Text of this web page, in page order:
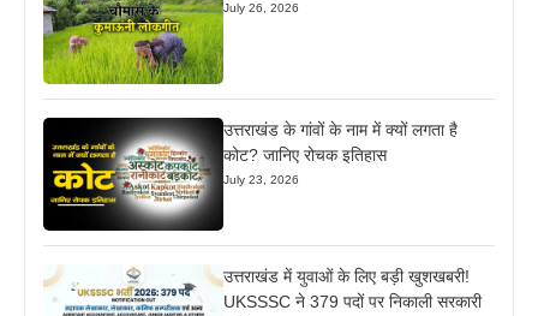
July 26, 2026
उत्तराखंड के गांवों के नाम में क्यों लगता है
कोट? जानिए रोचक इतिहास
July 23, 2026
उत्तराखंड में युवाओं के लिए बड़ी खुशखबरी!
UKSSSC ने 379 पदों पर निकाली सरकारी